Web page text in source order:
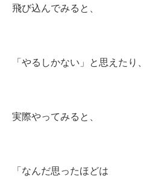
飛び込んでみると、
「やるしかない」と思えたり、
実際やってみると、
「なんだ思ったほどは